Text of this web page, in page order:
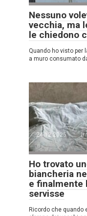
Nessuno
vecchia, ma
le chiedono
Quando ho visto per
a muro consumato
24.12.2025
Ho trovato
biancheria
e finalmente
servisse
Ricordo che quando